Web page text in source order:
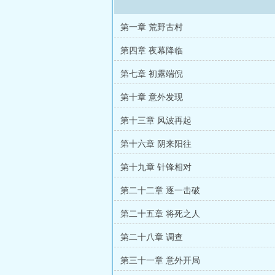
第一章 荒野古村
第四章 夜幕降临
第七章 初露端倪
第十章 意外发现
第十三章 风波再起
第十六章 阴来阳往
第十九章 针锋相对
第二十二章 逐一击破
第二十五章 将死之人
第二十八章 调查
第三十一章 意外开局